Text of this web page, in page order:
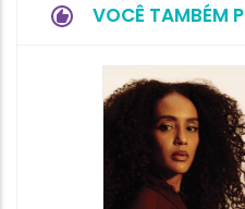
VOCÊ TAMBÉM